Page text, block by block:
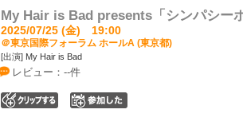
My Hair is Bad presents「シンパシー
2025/07/25 (金) 19:00
＠東京国際フォーラム ホールA (東京都)
[出演] My Hair is Bad
レビュー：--件